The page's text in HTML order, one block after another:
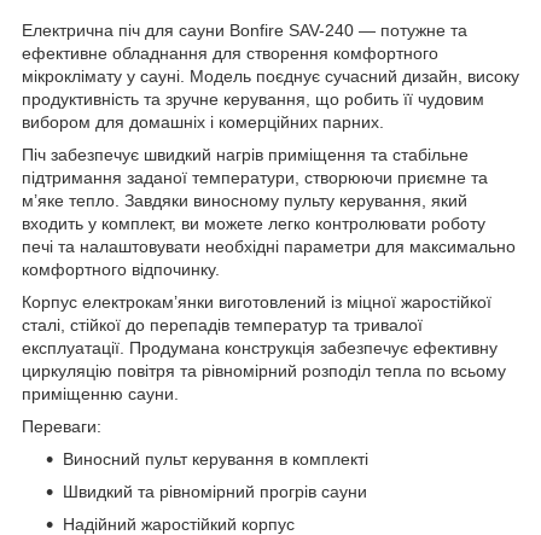
Електрична піч для сауни Bonfire SAV-240 — потужне та
ефективне обладнання для створення комфортного
мікроклімату у сауні. Модель поєднує сучасний дизайн, високу
продуктивність та зручне керування, що робить її чудовим
вибором для домашніх і комерційних парних.
Піч забезпечує швидкий нагрів приміщення та стабільне
підтримання заданої температури, створюючи приємне та
м’яке тепло. Завдяки виносному пульту керування, який
входить у комплект, ви можете легко контролювати роботу
печі та налаштовувати необхідні параметри для максимально
комфортного відпочинку.
Корпус електрокам’янки виготовлений із міцної жаростійкої
сталі, стійкої до перепадів температур та тривалої
експлуатації. Продумана конструкція забезпечує ефективну
циркуляцію повітря та рівномірний розподіл тепла по всьому
приміщенню сауни.
Переваги:
Виносний пульт керування в комплекті
Швидкий та рівномірний прогрів сауни
Надійний жаростійкий корпус